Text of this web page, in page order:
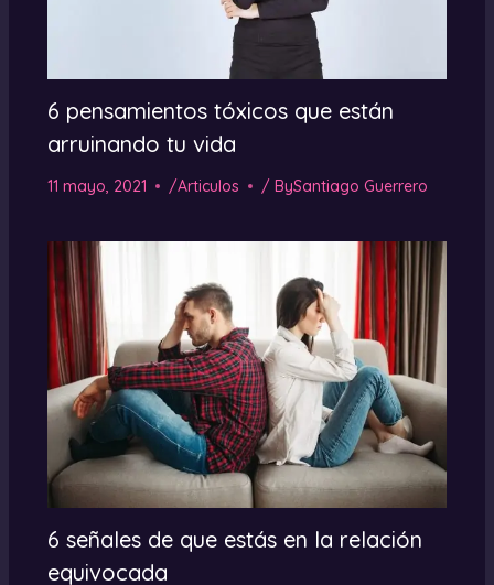
6 pensamientos tóxicos que están
arruinando tu vida
11 mayo, 2021 /Articulos / BySantiago Guerrero
6 señales de que estás en la relación
equivocada